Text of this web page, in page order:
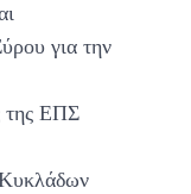
για την
της ΕΠΣ
Κυκλάδων